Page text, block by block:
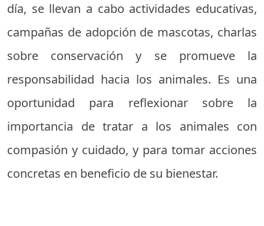
día, se llevan a cabo actividades educativas,
campañas de adopción de mascotas, charlas
sobre conservación y se promueve la
responsabilidad hacia los animales. Es una
oportunidad para reflexionar sobre la
importancia de tratar a los animales con
compasión y cuidado, y para tomar acciones
concretas en beneficio de su bienestar.